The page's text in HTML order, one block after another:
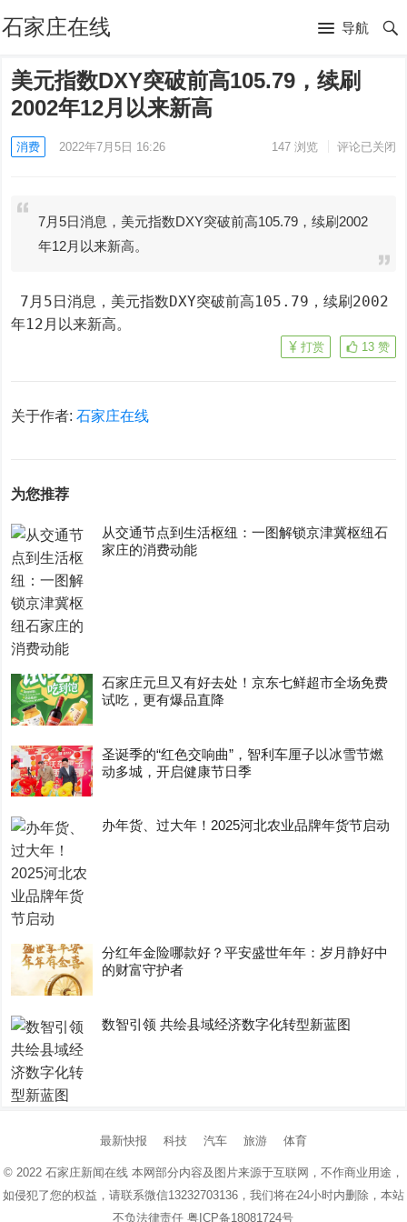
石家庄在线 导航
美元指数DXY突破前高105.79，续刷
2002年12月以来新高
消费 2022年7月5日 16:26 147浏览 评论已关闭
7月5日消息，美元指数DXY突破前高105.79，续刷2002
年12月以来新高。
年12月以来新高。
13 赞
打赏
关于作者:石家庄在线
为您推荐
从交通节点到生活枢纽：一图解锁京津冀枢纽石
家庄的消费动能
石家庄元旦又有好去处！京东七鲜超市全场免费
试吃，更有爆品直降
圣诞季的“红色交响曲”，智利车厘子以冰雪节燃
动多城，开启健康节日季
办年货、过大年！2025河北农业品牌年货节启动
分红年金险哪款好？平安盛世年年：岁月静好中
的财富守护者
数智引领 共绘县域经济数字化转型新蓝图
最新快报 科技 汽车 旅游 体育
© 2022 石家庄新闻在线本网部分内容及图片来源于互联网，不作商业用途，
如侵犯了您的权益，请联系微信13232703136，我们将在24小时内删除，本站
不负法律责任粤ICP备18081724号